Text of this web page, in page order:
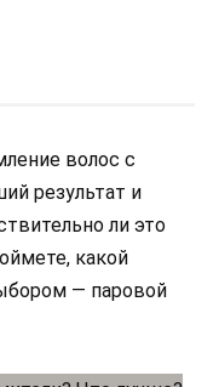
волос с
результат и
ли это
какой
— паровой